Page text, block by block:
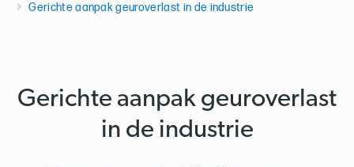
Gerichte aanpak geuroverlast in de industrie
Gerichte aanpak geuroverlast
in de industrie